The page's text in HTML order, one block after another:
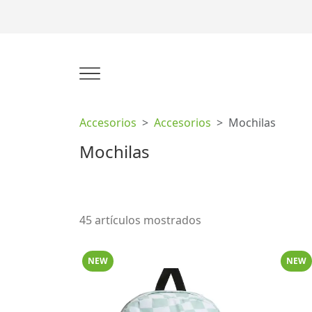
Accesorios Accesorios Mochilas
Mochilas
45 artículos mostrados
NEW NEW